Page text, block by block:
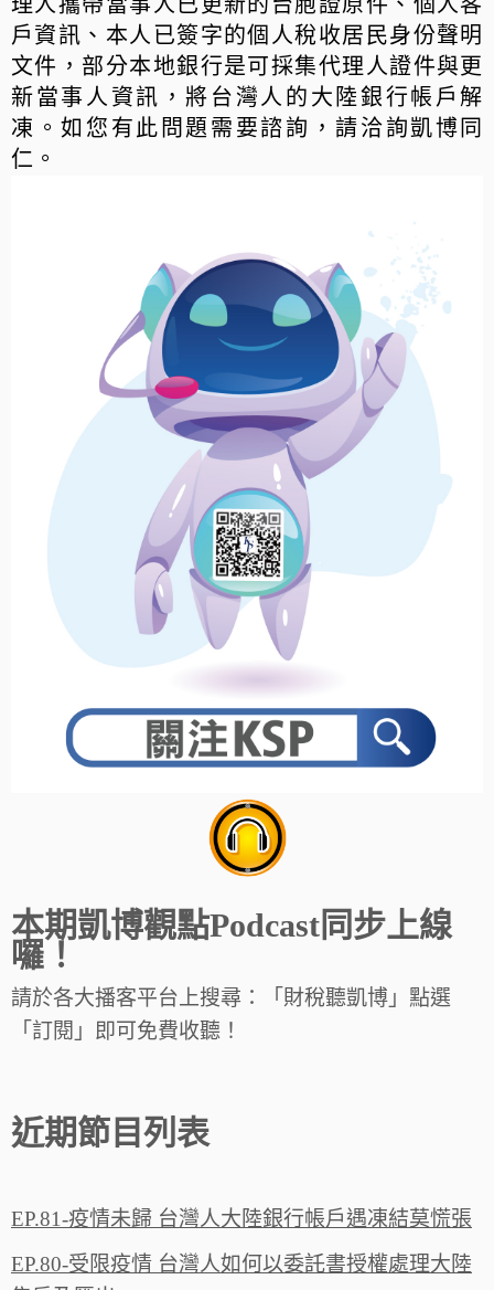
戶資訊、本人已簽字的個人稅收居民身份聲明
文件，部分本地銀行是可採集代理人證件與更
新當事人資訊，將台灣人的大陸銀行帳戶解
凍。如您有此問題需要諮詢，請洽詢凱博同
仁。
本期凱博觀點Podcast同步上線
囉！
請於各大播客平台上搜尋：「財稅聽凱博」點選
「訂閱」即可免費收聽！
近期節目列表
EP.81-疫情未歸 台灣人大陸銀行帳戶遇凍結莫慌張
EP.80-受限疫情 台灣人如何以委託書授權處理大陸